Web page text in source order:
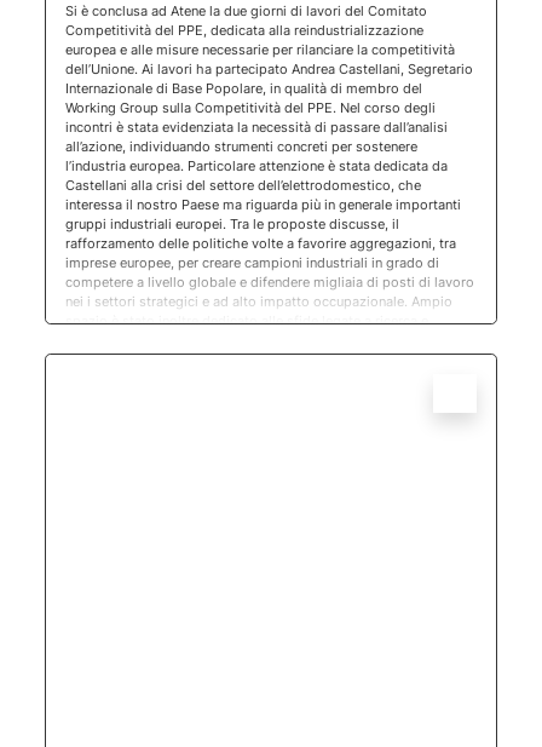
Si è conclusa ad Atene la due giorni di lavori del Comitato
Competitività del PPE, dedicata alla reindustrializzazione
europea e alle misure necessarie per rilanciare la competitività
dell’Unione. Ai lavori ha partecipato Andrea Castellani, Segretario
Internazionale di Base Popolare, in qualità di membro del
Working Group sulla Competitività del PPE. Nel corso degli
incontri è stata evidenziata la necessità di passare dall’analisi
all’azione, individuando strumenti concreti per sostenere
l’industria europea. Particolare attenzione è stata dedicata da
Castellani alla crisi del settore dell’elettrodomestico, che
interessa il nostro Paese ma riguarda più in generale importanti
gruppi industriali europei. Tra le proposte discusse, il
rafforzamento delle politiche volte a favorire aggregazioni, tra
imprese europee, per creare campioni industriali in grado di
competere a livello globale e difendere migliaia di posti di lavoro
nei i settori strategici e ad alto impatto occupazionale. Ampio
spazio è stato inoltre dedicato alle sfide legate a ricerca e
sistemi di accumulo dell’energia, temi che avranno un impatto
confronto, promuovendo una visione di sviluppo fondata su